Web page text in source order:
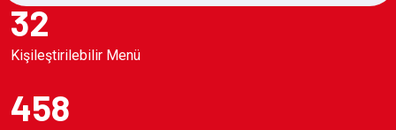
32
Kişileştirilebilir Menü
458